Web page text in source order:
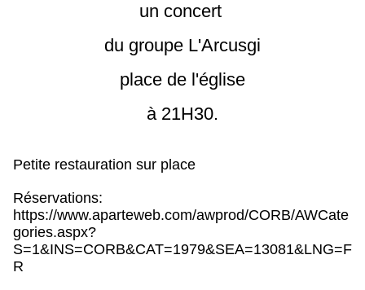
un concert
du groupe L'Arcusgi
place de l'église
à 21H30.
Petite restauration sur place
Réservations:
https://www.aparteweb.com/awprod/CORB/AWCate
gories.aspx?
S=1&INS=CORB&CAT=1979&SEA=13081&LNG=F
R